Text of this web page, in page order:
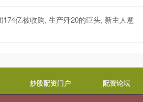
亿被收购, 生产歼20的巨头, 新主人意
炒股配资门户 配资论坛